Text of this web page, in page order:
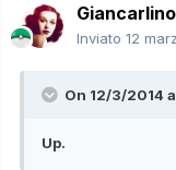
Giancarlino
Inviato 12
On 12/3/2014
Up.